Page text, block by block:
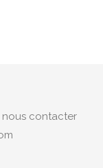
nous contacter